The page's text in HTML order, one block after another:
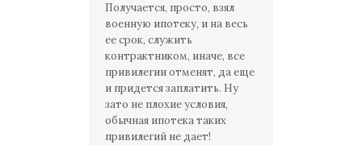
Получается, просто, взял
военную ипотеку, и на весь
ее срок, служить
контрактником, иначе, все
привилегии отменят, да еще
и придется заплатить. Ну
зато не плохие условия,
обычная ипотека таких
привилегий не дает!